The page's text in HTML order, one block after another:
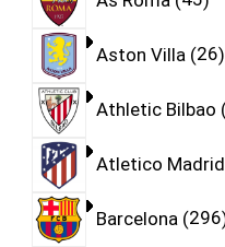
Aston Villa 26
Athletic Bilbao
Atletico Madrid
Barcelona 296